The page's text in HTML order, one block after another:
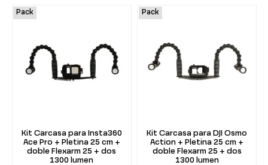
Pack
Kit Carcasa para Insta360
Ace Pro + Pletina 25 cm +
doble Flexarm 25 + dos
1300 lumen
Pack
Kit Carcasa para DJI Osmo
Action + Pletina 25 cm +
doble Flexarm 25 + dos
1300 lumen